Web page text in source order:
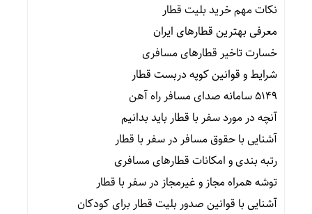
نکات مهم خرید بلیت قطار
معرفی بهترین قطارهای ایران
خسارت تاخیر قطارهای مسافری
شرایط و قوانین کوپه دربست قطار
۵۱۴۹ سامانه صدای مسافر راه آهن
آنچه در مورد سفر با قطار باید بدانیم
آشنایی با حقوق مسافر در سفر با قطار
رتبه بندی و امکانات قطارهای مسافری
توشه همراه مجاز و غیرمجاز در سفر با قطار
آشنایی با قوانین صدور بلیت قطار برای کودکان